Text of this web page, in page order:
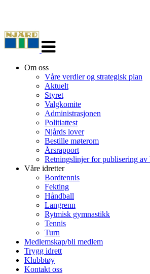
navigasjon
Om oss
Våre verdier og strategisk plan
Aktuelt
Styret
Valgkomite
Administrasjonen
Politiattest
Njårds lover
Bestille møterom
Årsrapport
Retningslinjer for publisering
Våre idretter
Bordtennis
Fekting
Håndball
Langrenn
Rytmisk gymnastikk
Tennis
Turn
Medlemskap/bli medlem
Trygg idrett
Klubbtøy
Kontakt oss